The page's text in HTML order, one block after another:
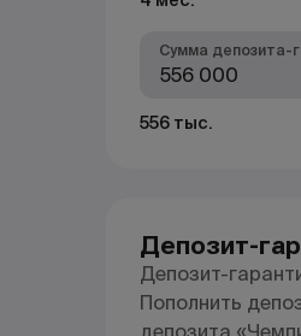
Сумма депозита-
556 тыс.
Депозит-
Депозит-
Пополнить